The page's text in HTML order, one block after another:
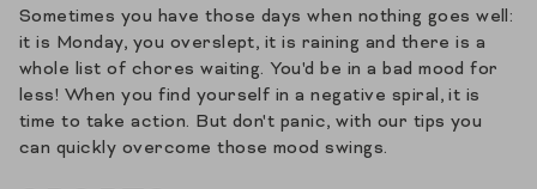
Sometimes you have those days when nothing goes well:
it is Monday, you overslept, it is raining and there is a
whole list of chores waiting. You'd be in a bad mood for
less! When you find yourself in a negative spiral, it is
time to take action. But don't panic, with our tips you
can quickly overcome those mood swings.